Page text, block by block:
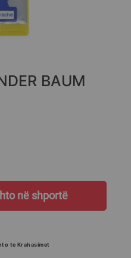
BAUM
në shportë
te Krahasimet